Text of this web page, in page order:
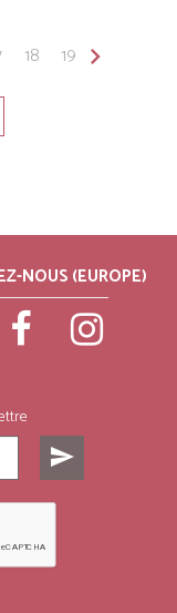
18 19 keyboard_arrow_right
NOUS (EUROPE)
send